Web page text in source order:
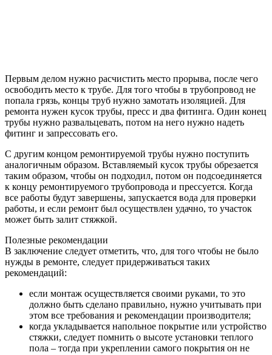
Первым делом нужно расчистить место прорыва, после чего
освободить место к трубе. Для того чтобы в трубопровод не
попала грязь, концы труб нужно замотать изоляцией. Для
ремонта нужен кусок трубы, пресс и два фитинга. Один конец
трубы нужно развальцевать, потом на него нужно надеть
фитинг и запрессовать его.
С другим концом ремонтируемой трубы нужно поступить
аналогичным образом. Вставляемый кусок трубы обрезается
таким образом, чтобы он подходил, потом он подсоединяется
к концу ремонтируемого трубопровода и прессуется. Когда
все работы будут завершены, запускается вода для проверки
работы, и если ремонт был осуществлен удачно, то участок
может быть залит стяжкой.
Полезные рекомендации
В заключение следует отметить, что, для того чтобы не было
нужды в ремонте, следует придерживаться таких
рекомендаций:
если монтаж осуществляется своими руками, то это
должно быть сделано правильно, нужно учитывать при
этом все требования и рекомендации производителя;
когда укладывается напольное покрытие или устройство
стяжки, следует помнить о высоте установки теплого
пола – тогда при укреплении самого покрытия он не